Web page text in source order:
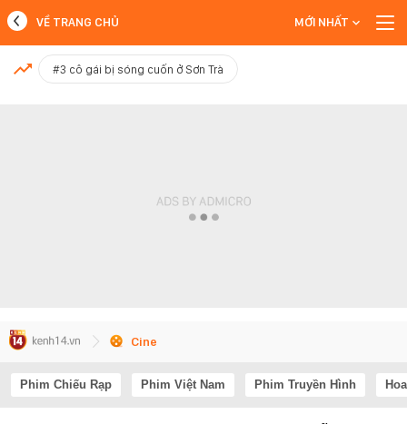
MỚI NHẤT
VỀ TRANG CHỦ MỚI NHẤT
#3 cô gái bị sóng cuốn ở Sơn Trà
Cine
Phim Chiếu Rạp Phim Việt Nam Phim Truyền Hình